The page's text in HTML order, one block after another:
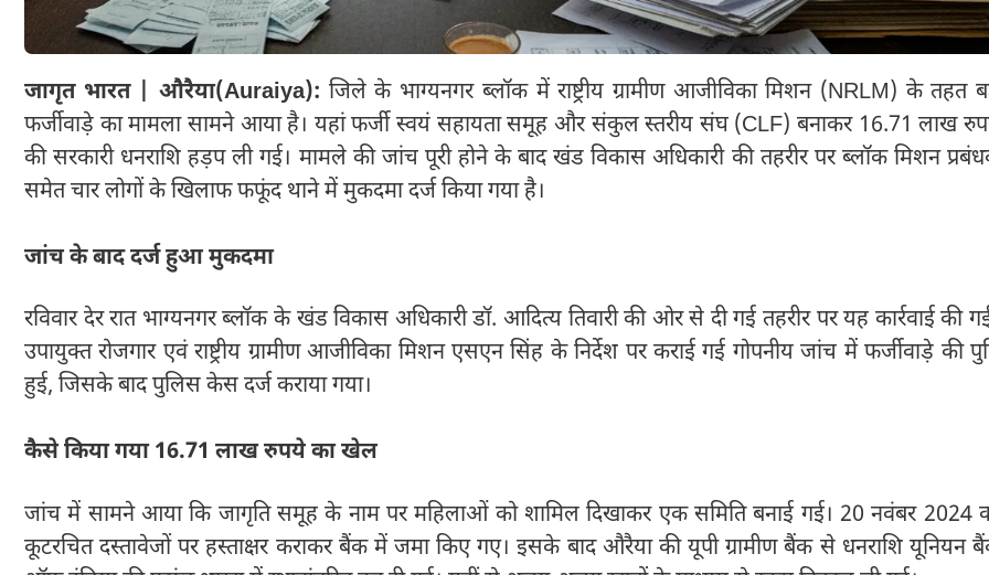
जागृत भारत | औरैया(Auraiya): जिले के भाग्यनगर ब्लॉक में राष्ट्रीय ग्रामीण आजीविका मिशन (NRLM) के तहत
फर्जीवाड़े का मामला सामने आया है। यहां फर्जी स्वयं सहायता समूह और संकुल स्तरीय संघ (CLF) बनाकर 16.71 लाख
की सरकारी धनराशि हड़प ली गई। मामले की जांच पूरी होने के बाद खंड विकास अधिकारी की तहरीर पर ब्लॉक मिशन
समेत चार लोगों के खिलाफ फफूंद थाने में मुकदमा दर्ज किया गया है।
जांच के बाद दर्ज हुआ मुकदमा
रविवार देर रात भाग्यनगर ब्लॉक के खंड विकास अधिकारी डॉ. आदित्य तिवारी की ओर से दी गई तहरीर पर यह कार्रवाई की
उपायुक्त रोजगार एवं राष्ट्रीय ग्रामीण आजीविका मिशन एसएन सिंह के निर्देश पर कराई गई गोपनीय जांच में फर्जीवाड़े की
हुई, जिसके बाद पुलिस केस दर्ज कराया गया।
कैसे किया गया 16.71 लाख रुपये का खेल
जांच में सामने आया कि जागृति समूह के नाम पर महिलाओं को शामिल दिखाकर एक समिति बनाई गई। 20 नवंबर 2024
कूटरचित दस्तावेजों पर हस्ताक्षर कराकर बैंक में जमा किए गए। इसके बाद औरैया की यूपी ग्रामीण बैंक से धनराशि यूनियन